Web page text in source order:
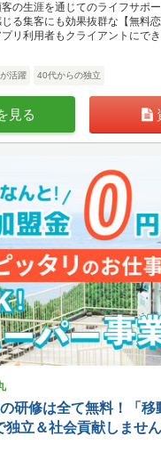
の生涯を通じてのライフサポ
る集客にも効果抜群な【無料
リ利用者もクライアントにで
活躍 40代からの独立
見る
研修は全て無料！「移
独立＆社会貢献しませ